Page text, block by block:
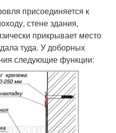
присоединяется к
стене здания,
прикрывает место
туда. У доборных
следующие функции: